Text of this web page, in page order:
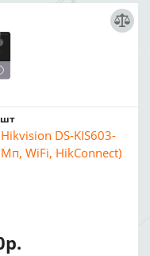
шт
DS-KIS603-
WiFi, HikConnect)